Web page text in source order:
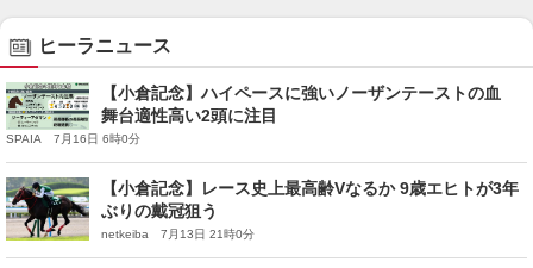
ヒーラニュース
【小倉記念】ハイペースに強いノーザンテーストの血
舞台適性高い2頭に注目
SPAIA 7月16日 6時0分
【小倉記念】レース史上最高齢Vなるか 9歳エヒトが3年
ぶりの戴冠狙う
netkeiba 7月13日 21時0分